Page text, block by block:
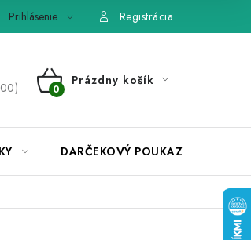
Pravidlá súťaží na Facebooku
Prihlásenie Registrácia
NÁKUPNÝ
Prázdny košík
DARČEKOVÝ POUKAZ